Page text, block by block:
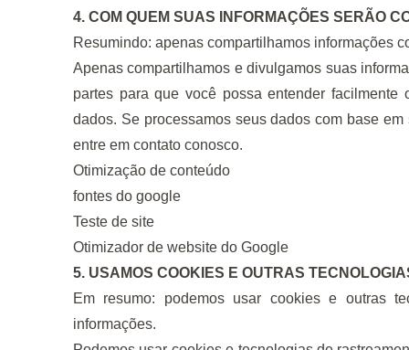
4. COM QUEM SUAS INFORMAÇÕES SERÃO
Resumindo: apenas compartilhamos informações
Apenas compartilhamos e divulgamos suas
partes para que você possa entender
dados. Se processamos seus dados com base
entre em contato conosco.
Otimização de conteúdo
fontes do google
Teste de site
Otimizador de website do Google
5. USAMOS COOKIES E OUTRAS
Em resumo: podemos usar cookies e outras
informações.